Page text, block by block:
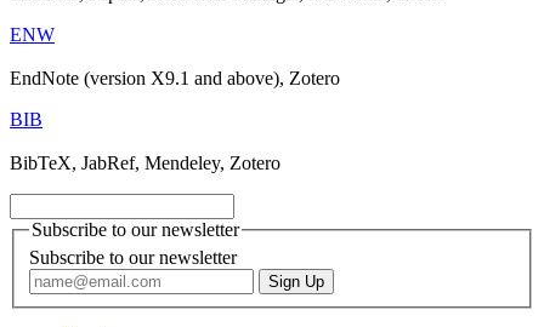
ENW
EndNote (version X9.1 and above), Zotero
BIB
BibTeX, JabRef, Mendeley, Zotero
Subscribe to our newsletter
Subscribe to our newsletter